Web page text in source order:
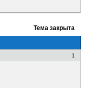
Тема закрыта
1